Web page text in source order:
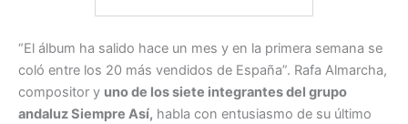
“El álbum ha salido hace un mes y en la primera semana se
coló entre los 20 más vendidos de España”. Rafa Almarcha,
compositor y uno de los siete integrantes del grupo
andaluz Siempre Así, habla con entusiasmo de su último